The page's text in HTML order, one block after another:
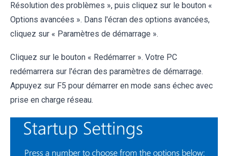
Résolution des problèmes », puis cliquez sur le bouton «
Options avancées ». Dans l'écran des options avancées,
cliquez sur « Paramètres de démarrage ».
Cliquez sur le bouton « Redémarrer ». Votre PC
redémarrera sur l'écran des paramètres de démarrage.
Appuyez sur F5 pour démarrer en mode sans échec avec
prise en charge réseau.